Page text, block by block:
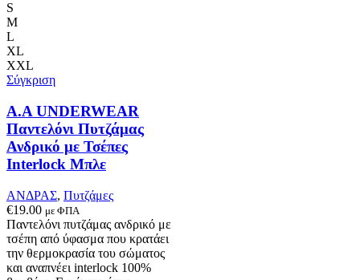
να
στη
σελίδα
του
προϊόντος
S
M
L
XL
XXL
Σύγκριση
A.A UNDERWEAR
Παντελόνι Πυτζάμας
Ανδρικό με Τσέπες
Interlock Μπλε
ΑΝΔΡΑΣ, Πυτζάμες
€19.00 με ΦΠΑ
Παντελόνι πυτζάμας ανδρικό με
τσέπη από ύφασμα που κρατάει
την θερμοκρασία του σώματος
και αναπνέει interlock 100%